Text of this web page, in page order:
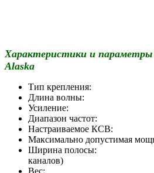
Характеристики и
Alaska
Тип крепления:
Длина
Усиление:
Диапазон частот:
Настраиваемое
Максимально допустимая
Ширина полосы:
каналов)
Вес: 200